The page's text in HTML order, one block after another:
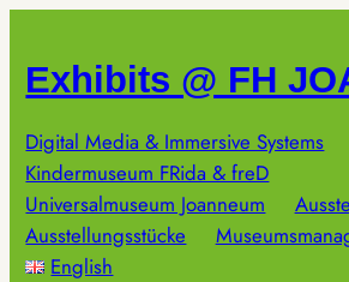
springen
Exhibits @ FH
Digital Media & Immersive Systems
Kindermuseum FRida & freD
Universalmuseum Joanneum
Ausstellungsstücke
English